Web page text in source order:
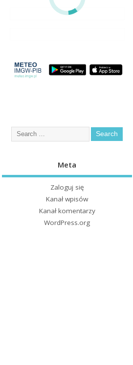
Meta
Zaloguj się
Kanał wpisów
Kanał komentarzy
WordPress.org